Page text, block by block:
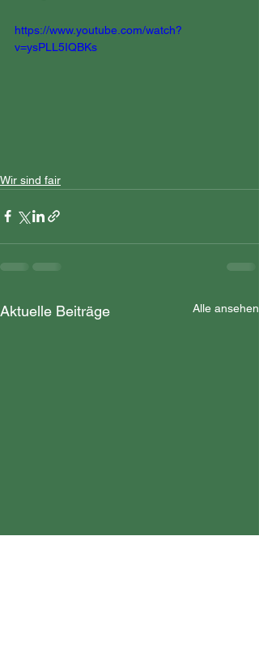
https://www.youtube.com/watch?
v=ysPLL5IQBKs
Wir sind fair
Aktuelle Beiträge Alle ansehen